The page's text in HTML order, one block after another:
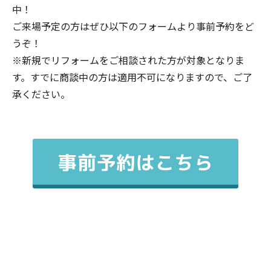
中！
ご来場予定の方はぜひ以下のフォームより事前予約をど
うぞ！
※新規でリフォームをご相談された方が対象となりま
す。すでに商談中の方は適用不可になりますので、ご了
承ください。